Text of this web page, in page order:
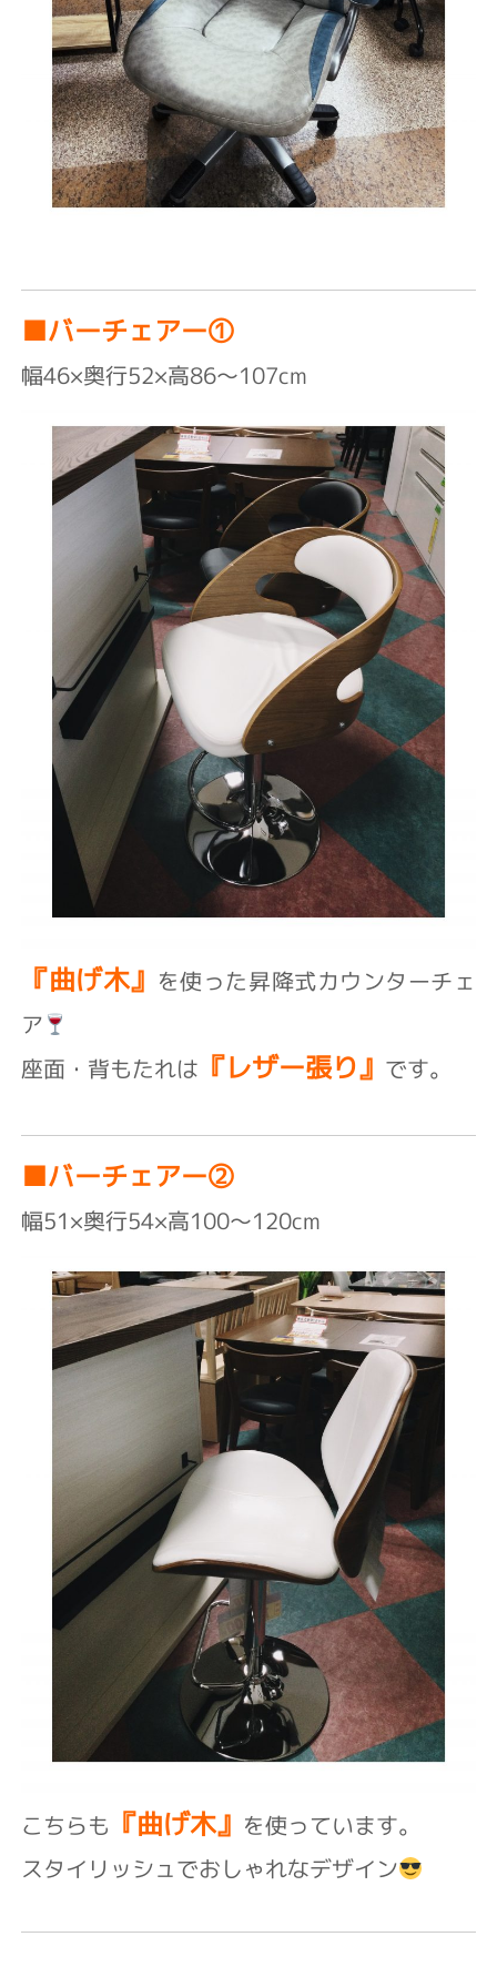
■バーチェアー①
幅46×奥行52×高86～107cm
『曲げ木』 を使った昇降式カウンターチェ
ア
座面・背もたれは 『レザー張り』 です。
■バーチェアー②
幅51×奥行54×高100～120cm
こちらも 『曲げ木』 を使っています。
スタイリッシュでおしゃれなデザイン